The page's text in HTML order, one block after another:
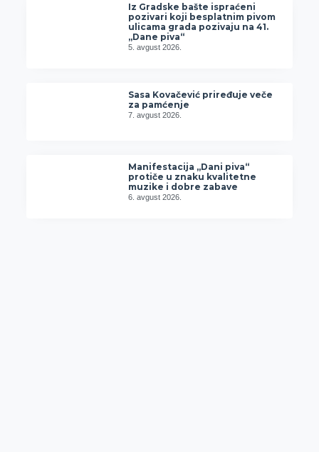
Iz Gradske bašte ispraćeni
pozivari koji besplatnim pivom
ulicama grada pozivaju na 41.
„Dane piva“
5. avgust 2026.
Sasa Kovačević priređuje veče
za pamćenje
7. avgust 2026.
Manifestacija „Dani piva“
protiče u znaku kvalitetne
muzike i dobre zabave
6. avgust 2026.